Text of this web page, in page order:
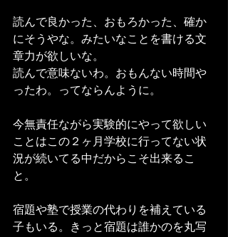
読んで良かった、おもろかった、確か
にそうやな。みたいなことを書ける文
章力が欲しいな。
読んで意味ないわ。おもんない時間や
ったわ。ってならんように。
今無責任ながら実験的にやって欲しい
ことはこの２ヶ月学校に行ってない状
況が続いてる中だからこそ出来るこ
と。
宿題や塾で授業の代わりを補えている
子もいる。きっと宿題は誰かのを丸写